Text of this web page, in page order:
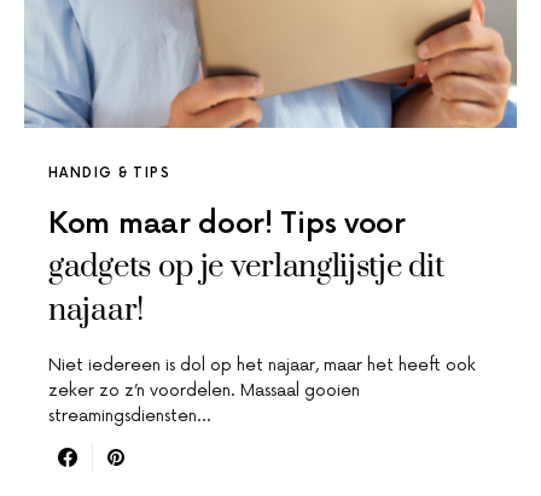
HANDIG & TIPS
Kom maar door! Tips voor
gadgets op je verlanglijstje dit
najaar!
Niet iedereen is dol op het najaar, maar het heeft ook
zeker zo z’n voordelen. Massaal gooien
streamingsdiensten…